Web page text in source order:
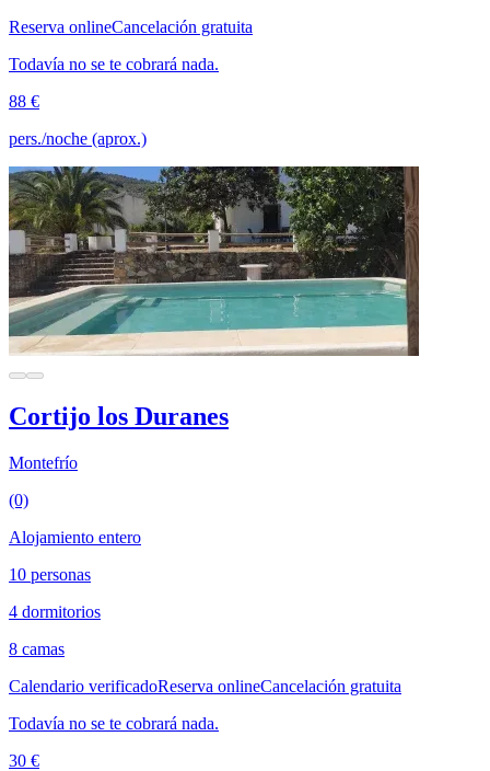
Reserva onlineCancelación gratuita
Todavía no se te cobrará nada.
88 €
pers./noche (aprox.)
Cortijo los Duranes
Montefrío
(0)
Alojamiento entero
10 personas
4 dormitorios
8 camas
Calendario verificadoReserva onlineCancelación gratuita
Todavía no se te cobrará nada.
30 €